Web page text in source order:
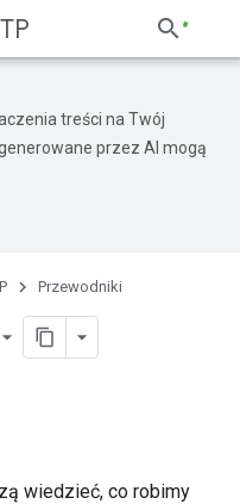
treści na Twój
przez AI mogą
Przewodniki
wiedzieć, co robimy